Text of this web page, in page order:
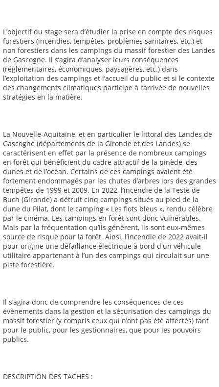
L’objectif du stage sera d’étudier la prise en compte des risques
forestiers (incendies, tempêtes, problèmes sanitaires, etc.) et
non forestiers dans les campings du massif forestier des Landes
de Gascogne. Il s’agira d’analyser leurs conséquences
(réglementaires, économiques, paysagères, etc.) dans
l’exploitation des campings et l’accueil du public et si le contexte
des changements climatiques participe à l’arrivée de nouvelles
stratégies en la matière.
La Nouvelle-Aquitaine, et en particulier le littoral des Landes de
Gascogne (départements de la Gironde et des Landes) se
caractérisent en effet par la présence de nombreux campings
en forêt qui bénéficient du cadre attractif de la pinède, des
dunes et de l’océan. Certains de ces campings avaient été
fortement endommagés par les chutes d’arbres lors des grandes
tempêtes de 1999 et 2009. En 2022, l’incendie de la Teste de
Buch (Gironde) a détruit cinq campings situés au pied de la
dune du Pilat, dont le camping « Les flots bleus », rendu célèbre
par le cinéma. Les campings en forêt sont donc vulnérables.
Mais par la fréquentation qu’ils génèrent, ils sont eux-mêmes
source de risque pour la forêt. Ainsi, l’incendie de 2022 avait-il
pour origine une défaillance électrique à bord d'un véhicule
utilitaire appartenant à l’un des campings qui circulait sur une
piste forestière.
Il s’agira donc de comprendre les conséquences de ces
évènements dans la gestion et la sécurisation des campings du
massif forestier (y compris ceux qui n’ont pas été affectés) tant
pour le public, pour les gestionnaires, que pour les pouvoirs
publics.
DESCRIPTION DES TACHES :